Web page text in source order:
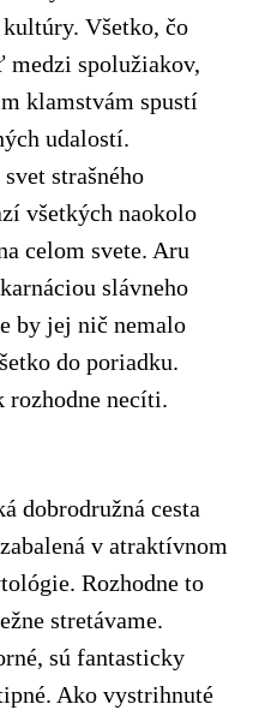
Všetko, čo
medzi spolužiakov,
klamstvám spustí
udalostí.
strašného
všetkých naokolo
celom svete. Aru
slávneho
by jej nič nemalo
do poriadku.
rozhodne necíti.
dobrodružná cesta
v atraktívnom
Rozhodne to
stretávame.
sú fantasticky
Ako vystrihnuté